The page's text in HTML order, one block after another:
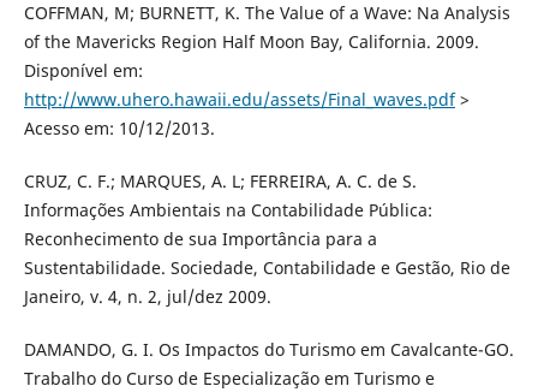
COFFMAN, M; BURNETT, K. The Value of a Wave: Na Analysis
of the Mavericks Region Half Moon Bay, California. 2009.
Disponível em:
http://www.uhero.hawaii.edu/assets/Final_waves.pdf>
Acesso em: 10/12/2013.
CRUZ, C. F.; MARQUES, A. L; FERREIRA, A. C. de S.
Informações Ambientais na Contabilidade Pública:
Reconhecimento de sua Importância para a
Sustentabilidade. Sociedade, Contabilidade e Gestão, Rio de
Janeiro, v. 4, n. 2, jul/dez 2009.
DAMANDO, G. I. Os Impactos do Turismo em Cavalcante-GO.
Trabalho do Curso de Especialização em Turismo e